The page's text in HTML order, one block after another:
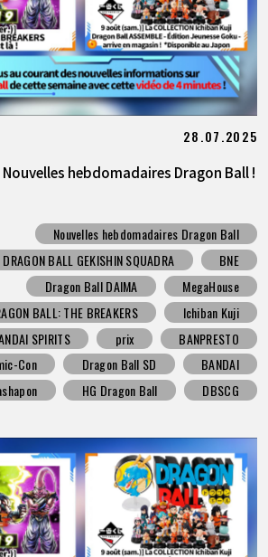
28.07.2025
hebdomadaires Dragon Ball !
Nouvelles hebdomadaires Dragon Ball
DRAGON BALL GEKISHIN SQUADRA
BNE
Dragon Ball DAIMA
MegaHouse
BALL: THE BREAKERS
Ichiban Kuji
SPIRITS
prix
BANPRESTO
Con
Dragon Ball SD
BANDAI
HG Dragon Ball DBSCG